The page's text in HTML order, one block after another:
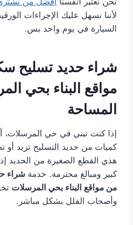
لأننا نسهل عليك الإجراءات
السيارة في يوم واحد بس.
شراء حديد تسليح
مواقع البناء بحي
المساحة
إذا كنت تبني في حي المرسلات،
كميات من حديد التسليح تزيد أو
هذي القطع الصغيرة من الحديد
كبير ومبالغ محترمة. خدمة شراء
من مواقع البناء بحي المرسلات
وأصحاب الفلل بشكل مباشر.